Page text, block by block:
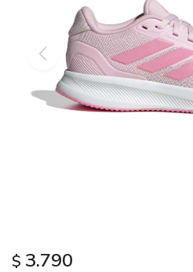
$ 3.790